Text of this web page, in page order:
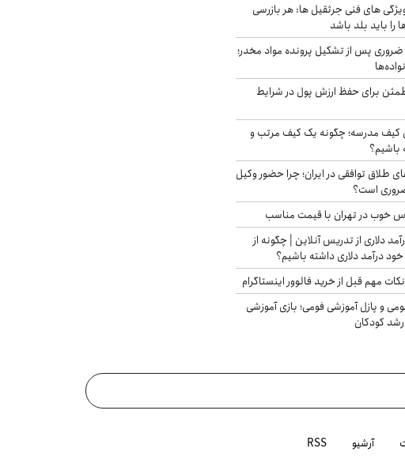
های فنی جرثقیل ها: هر بازرسی
را باید بلد باشد
ضروری پس از تشکیل پرونده مواد مخدر؛
برای حفظ ارزش پول در شرایط
کیف مدرسه؛ چگونه یک کیف مرتب و
طلاق توافقی در ایران؛ چرا حضور وکیل
است؟
خوب در تهران با قیمت مناسب
دلاری از تدریس آنلاین | چگونه از
درآمد دلاری داشته باشیم؟
مهم قبل از خرید فالوور اینستاگرام
و پازل آموزشی فومی؛ بازی آموزشی
کودکان
آرشیو RSS